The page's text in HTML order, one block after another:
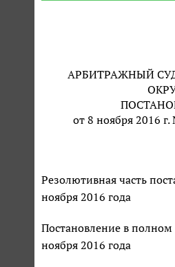
АРБИТРАЖНЫЙ
от 8 ноября 2016
Резолютивная часть
ноября 2016 года
Постановление в полном
ноября 2016 года